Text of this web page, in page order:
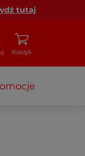
tutaj
Koszyk